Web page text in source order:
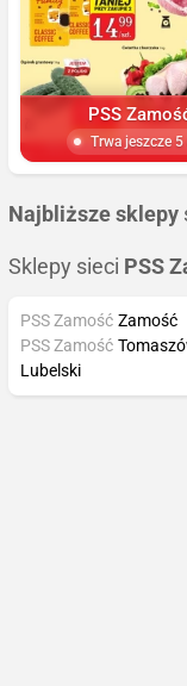
PSS
Trwa jeszcze
Najbliższe sklepy
Sklepy sieci PSS
PSS Zamość Zamość
PSS Zamość
Lubelski